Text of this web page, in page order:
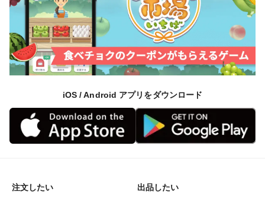
iOS / Android アプリをダウンロード
注文したい 出品したい